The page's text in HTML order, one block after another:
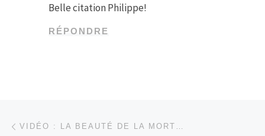
Belle citation Philippe!
RÉPONDRE
Parcourir les articles
VIDÉO : LA BEAUTÉ DE LA MORT…